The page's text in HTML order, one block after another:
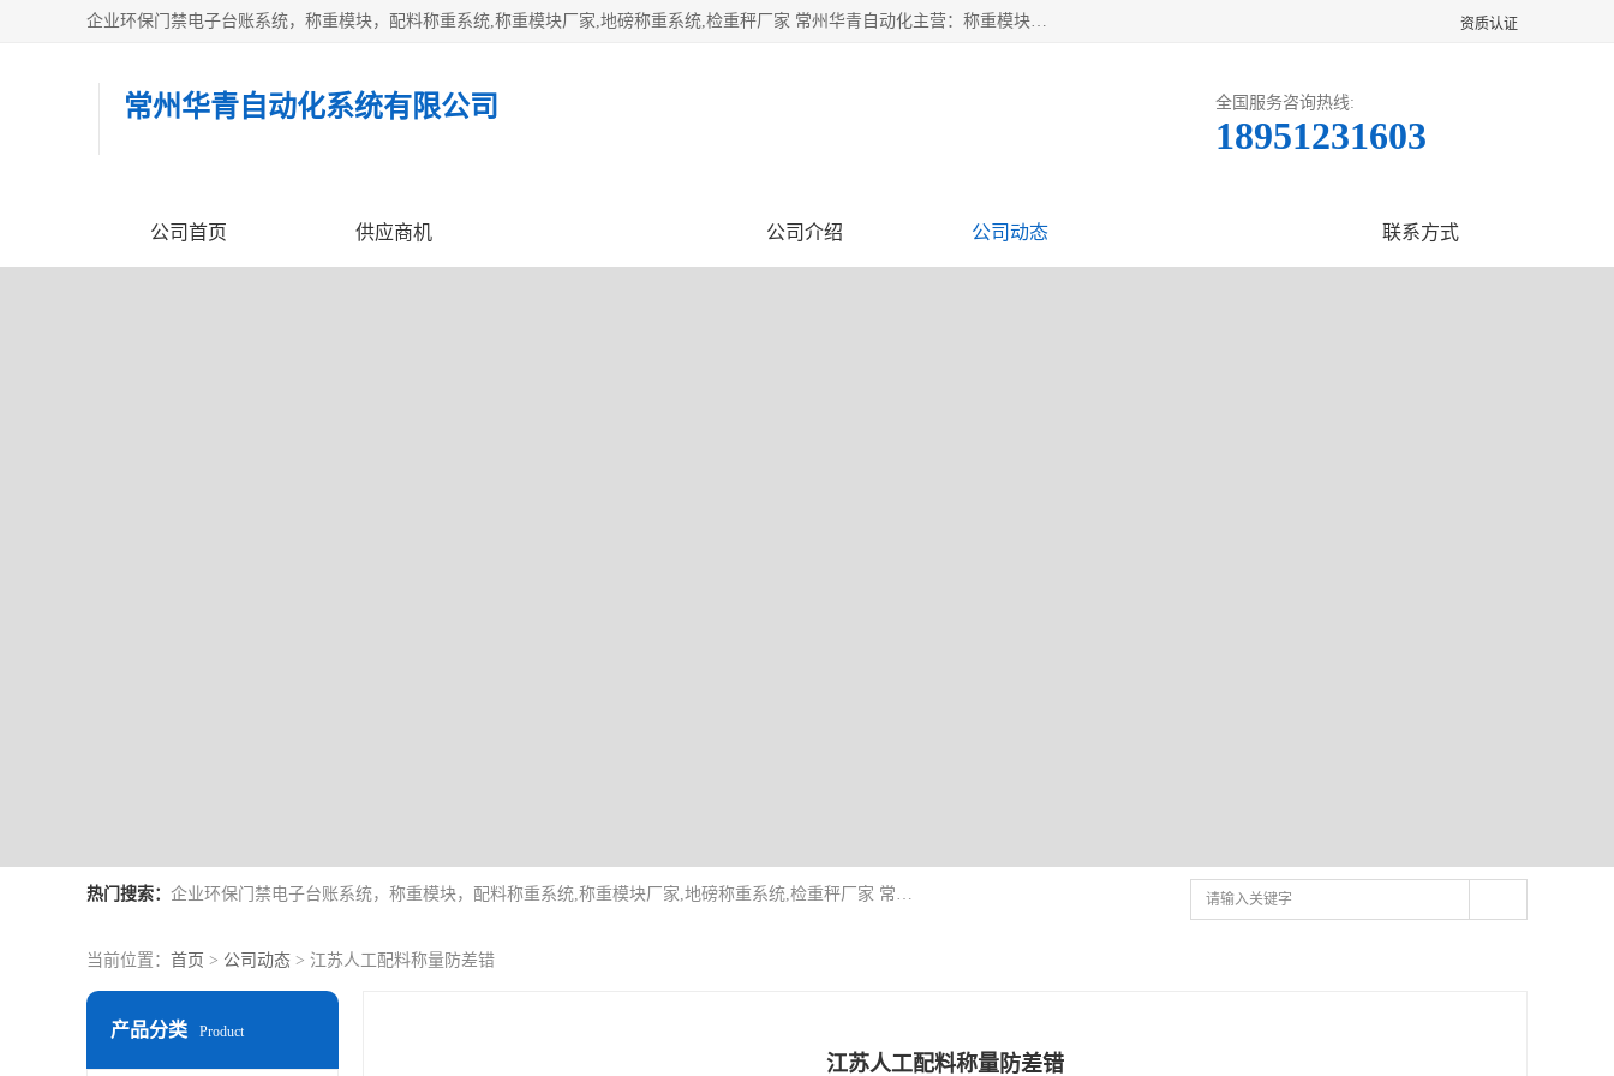
企业环保门禁电子台账系统，称重模块，配料称重系统,称重模块厂家,地磅称重系统,检重秤厂家 常州华青自动化主营：称重模块、无人值守称重系统、配料称重系统、地磅称重系统、检重秤、托利多称重模块等产品。各种称重软件，移动源环保门禁电子台账系统软件。 常州华青自动化系统有限公司7*24的电话支持服务、项目现场开发服务、新功能定制研发服务，产品培训、远程维护，现场安装调试工程等。 资质认证
常州华青自动化系统有限公司 全国服务咨询热线:
18951231603
公司首页 供应商机 公司介绍 公司动态 联系方式
热门搜索： 企业环保门禁电子台账系统，称重模块，配料称重系统,称重模块厂家,地磅称重系统,检重秤厂家 常州华青自动化主营：称重模块、无人值守称重系统、配料称重系统、地磅称重系统、检重秤、托利多称重模块等产品。各种称重软件，移动源环保门禁电子台账系统软件。 常州华青自动化系统有限公司7*24的电话支持服务、项目现场开发服务、新功能定制研发服务，产品培训、远程维护，现场安装调试工程等。
当前位置： 首页 > 公司动态 > 江苏人工配料称量防差错
产品分类 Product
江苏人工配料称量防差错